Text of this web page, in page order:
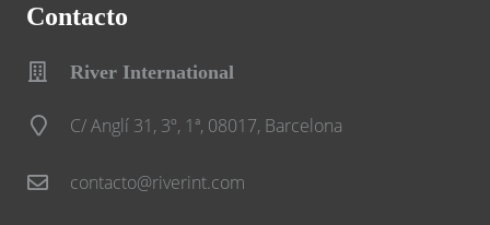
Contacto
River International
C/ Anglí 31, 3º, 1ª, 08017, Barcelona
contacto@riverint.com